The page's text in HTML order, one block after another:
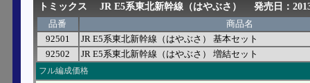
トミックス JR E5系東北新幹線（はやぶさ） 発売日：
品番
商品名
92501
JR E5系東北新幹線（はやぶさ） 基本セット
92502
JR E5系東北新幹線（はやぶさ） 増結セット
フル編成価格